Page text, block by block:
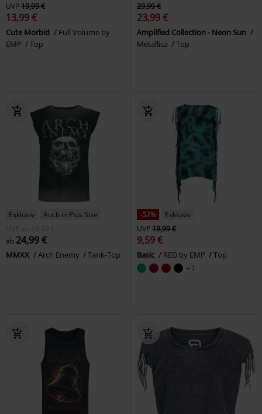
UVP19,99 €
13,99 €
Cute Morbid
Full Volume by
EMP
Top
29,99 €
23,99 €
Amplified Collection - Neon Sun
Metallica
Top
Exklusiv
Auch in Plus Size
UVP
ab 29,99 €
ab 24,99 €
MMXX Arch Enemy Tank-Top
-52%
Exklusiv
UVP19,99 €
9,59 €
Basic RED by EMP Top
+1